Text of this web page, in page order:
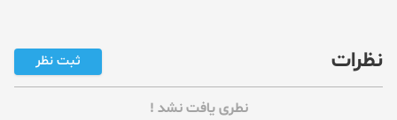
نظرات ثبت نظر
نطری یافت نشد !